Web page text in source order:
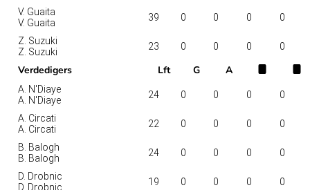
V. Guaita
V. Guaita
39 0 0 0 0
Z. Suzuki
Z. Suzuki
23 0 0 0 0
Verdedigers Lft G A
A. N'Diaye
A. N'Diaye
24 0 0 0 0
A. Circati
A. Circati
22 0 0 0 0
B. Balogh
B. Balogh
24 0 0 0 0
D. Drobnic
D. Drobnic
19 0 0 0 0